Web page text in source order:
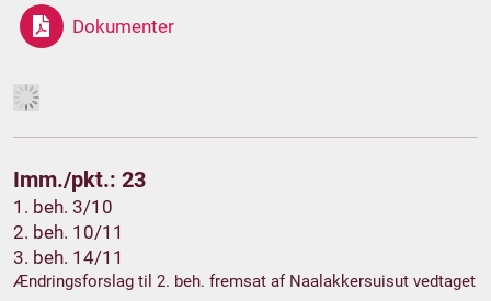
Dokumenter
Imm./pkt.: 23
1. beh. 3/10
2. beh. 10/11
3. beh. 14/11
Ændringsforslag til 2. beh. fremsat af Naalakkersuisut vedtaget